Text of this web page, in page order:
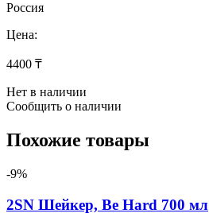
Россия
Цена:
4400 ₸
Нет в наличии
Сообщить о наличии
Похожие товары
-9%
2SN Шейкер, Be Hard 700 мл